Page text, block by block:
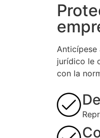
Anticípese
jurídico le
con la